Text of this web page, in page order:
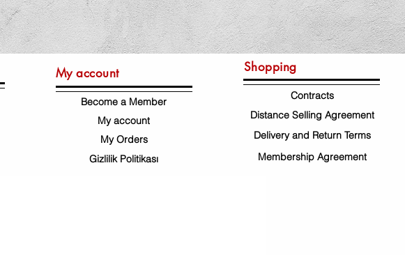
My account
Become a Member
My account
My Orders
Gizlilik Politikası
Shopping
Contracts
Distance Selling Agreement
Delivery and Return Terms
Membership Agreement